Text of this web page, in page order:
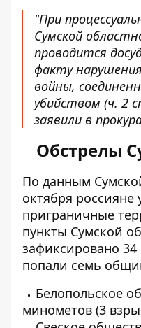
"При
Сумской
проводится
факту
войны,
убийством (ч. 2
заявили в
Обстрелы
По данным
октября россияне
приграничные
пункты Сумской
зафиксировано
попали семь
Белопольское
минометов (3